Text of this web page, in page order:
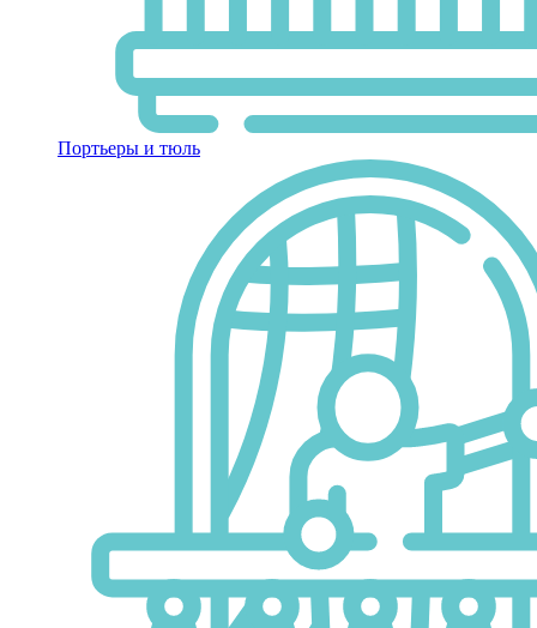
Портьеры и тюль